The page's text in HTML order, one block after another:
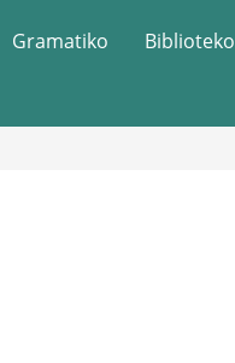
Gramatiko Biblioteko